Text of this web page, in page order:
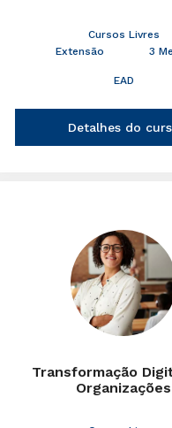
Cursos Livres
Extensão
3
EAD
Detalhes do
Transformação
Organizações